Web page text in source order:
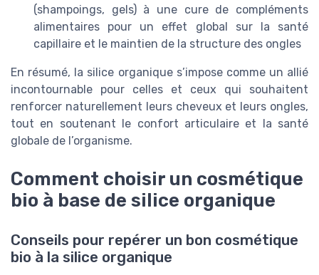
(shampoings, gels) à une cure de compléments
alimentaires pour un effet global sur la santé
capillaire et le maintien de la structure des ongles
En résumé, la silice organique s’impose comme un allié
incontournable pour celles et ceux qui souhaitent
renforcer naturellement leurs cheveux et leurs ongles,
tout en soutenant le confort articulaire et la santé
globale de l’organisme.
Comment choisir un cosmétique
bio à base de silice organique
Conseils pour repérer un bon cosmétique
bio à la silice organique